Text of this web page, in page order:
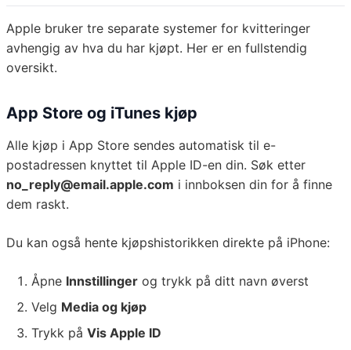
Apple bruker tre separate systemer for kvitteringer
avhengig av hva du har kjøpt. Her er en fullstendig
oversikt.
App Store og iTunes kjøp
Alle kjøp i App Store sendes automatisk til e-
postadressen knyttet til Apple ID-en din. Søk etter
no_reply@email.apple.com i innboksen din for å finne
dem raskt.
Du kan også hente kjøpshistorikken direkte på iPhone:
Åpne Innstillinger og trykk på ditt navn øverst
Velg Media og kjøp
Trykk på Vis Apple ID